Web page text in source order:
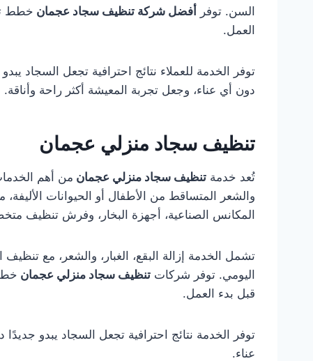
السن. توفر
أفضل شركة تنظيف سجاد عجمان خطط
العمل.
توفر الخدمة للعملاء نتائج احترافية تجعل السجاد
دون أي عناء، وجعل تجربة المعيشة أكثر راحة وأناقة.
تنظيف سجاد منزلي عجمان
تُعد خدمة تنظيف سجاد منزلي عجمان من أهم
والشعر المتساقط من الأطفال أو الحيوانات
المكانس الصناعية، أجهزة البخار، وفرش تنظيف
تشمل الخدمة إزالة البقع، الغبار، والشعر، مع تنظيف
اليومي. توفر شركات تنظيف سجاد منزلي عجمان
قبل بدء العمل.
توفر الخدمة نتائج احترافية تجعل السجاد يبدو
عناء.